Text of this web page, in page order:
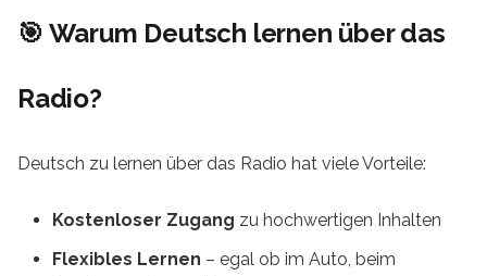
🎯 Warum Deutsch lernen über das
Radio?
Deutsch zu lernen über das Radio hat viele Vorteile:
Kostenloser Zugang zu hochwertigen Inhalten
Flexibles Lernen – egal ob im Auto, beim